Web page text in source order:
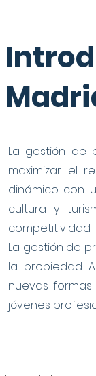
La gestión de
maximizar el
dinámico con
cultura y
competitividad.
La gestión de
la propiedad.
nuevas
jóvenes